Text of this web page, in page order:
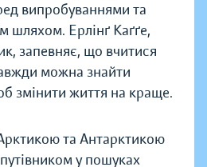
випробуваннями та
шляхом. Ерлінґ Каґґе,
запевняє, що вчитися
можна знайти
змінити життя на краще.
та Антарктикою
у пошуках